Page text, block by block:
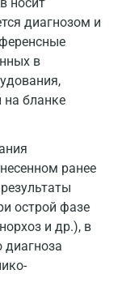
диагнозом и
в
на бланке
ранее
острой фазе
и др.), в